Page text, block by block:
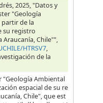
2025, "Datos y
"Geología
de la
su registro
Araucanía, Chile"",
HTRSV7,
de la
"Geología Ambiental
espacial de su re
Chile", que est